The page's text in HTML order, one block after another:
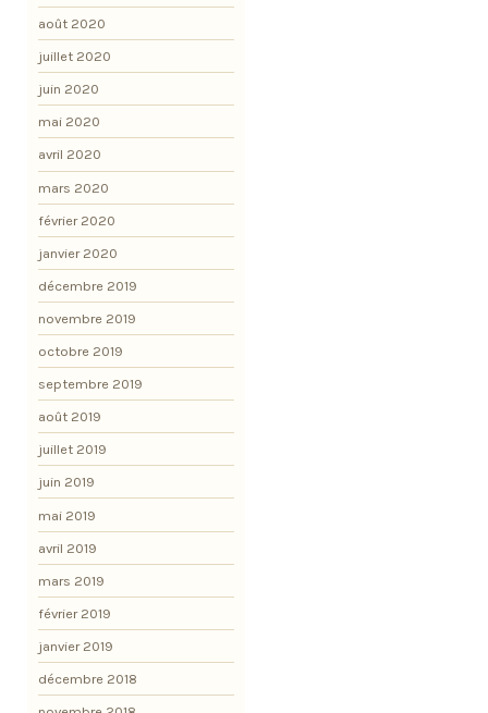
août 2020
juillet 2020
juin 2020
mai 2020
avril 2020
mars 2020
février 2020
janvier 2020
décembre 2019
novembre 2019
octobre 2019
septembre 2019
août 2019
juillet 2019
juin 2019
mai 2019
avril 2019
mars 2019
février 2019
janvier 2019
décembre 2018